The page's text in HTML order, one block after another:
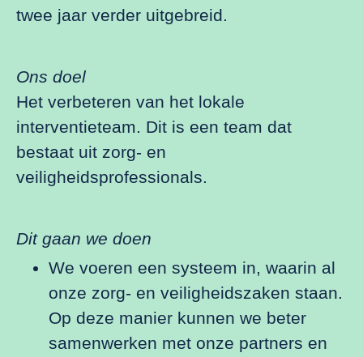
twee jaar verder uitgebreid.
Ons doel
Het verbeteren van het lokale
interventieteam. Dit is een team dat
bestaat uit zorg- en
veiligheidsprofessionals.
Dit gaan we doen
We voeren een systeem in, waarin al
onze zorg- en veiligheidszaken staan.
Op deze manier kunnen we beter
samenwerken met onze partners en